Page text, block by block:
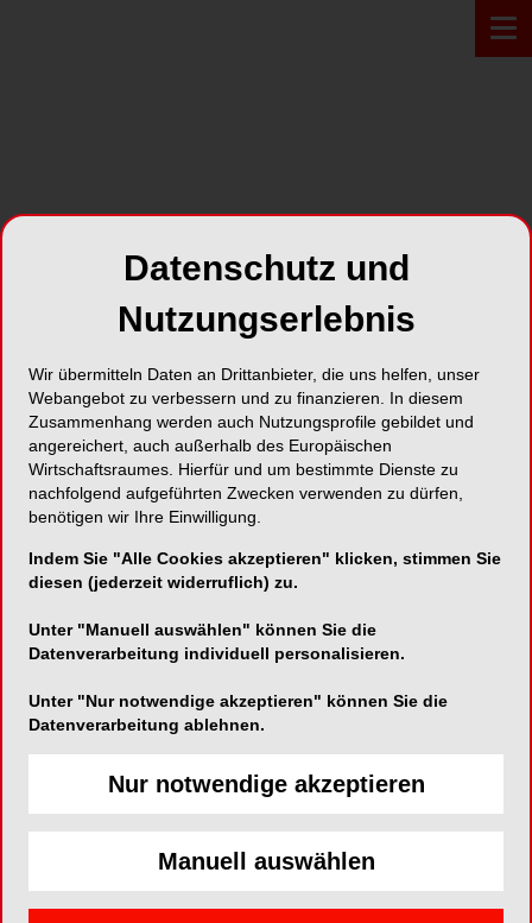
PROFIL*
Innovo Dent Solutions GmbH
35037 Marburg
Deutschland
Karte
spiegeln nicht die Meinung der Redaktion wider.
Datenschutz und
Nutzungserlebnis
Wir übermitteln Daten an Drittanbieter, die uns helfen, unser
Webangebot zu verbessern und zu finanzieren. In diesem
Zusammenhang werden auch Nutzungsprofile gebildet und
angereichert, auch außerhalb des Europäischen
Wirtschaftsraumes. Hierfür und um bestimmte Dienste zu
nachfolgend aufgeführten Zwecken verwenden zu dürfen,
benötigen wir Ihre Einwilligung.
Indem Sie "Alle Cookies akzeptieren" klicken, stimmen Sie
diesen (jederzeit widerruflich) zu.
Unter "Manuell auswählen" können Sie die
Datenverarbeitung individuell personalisieren.
Unter "Nur notwendige akzeptieren" können Sie die
Datenverarbeitung ablehnen.
Nur notwendige akzeptieren
Manuell auswählen